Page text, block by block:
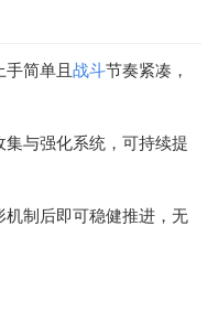
简单且 战斗节奏紧凑，
与强化系统，可持续提
制后即可稳健推进，无